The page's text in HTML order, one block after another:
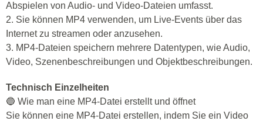
Abspielen von Audio- und Video-Dateien umfasst.
2. Sie können MP4 verwenden, um Live-Events über das
Internet zu streamen oder anzusehen.
3. MP4-Dateien speichern mehrere Datentypen, wie Audio,
Video, Szenenbeschreibungen und Objektbeschreibungen.
Technisch Einzelheiten
🔵 Wie man eine MP4-Datei erstellt und öffnet
Sie können eine MP4-Datei erstellen, indem Sie ein Video